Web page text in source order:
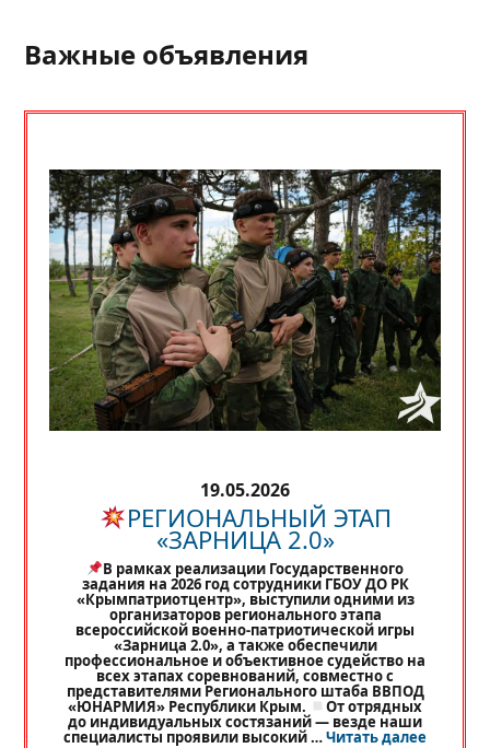
Важные объявления
19.05.2026
РЕГИОНАЛЬНЫЙ ЭТАП
«ЗАРНИЦА 2.0»
В рамках реализации Государственного
задания на 2026 год сотрудники ГБОУ ДО РК
«Крымпатриотцентр», выступили одними из
организаторов регионального этапа
всероссийской военно-патриотической игры
«Зарница 2.0», а также обеспечили
профессиональное и объективное судейство на
всех этапах соревнований, совместно с
представителями Регионального штаба ВВПОД
«ЮНАРМИЯ» Республики Крым. От отрядных
до индивидуальных состязаний — везде наши
специалисты проявили высокий …Читать далее«